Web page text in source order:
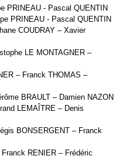
PRINEAU - Pascal QUENTIN
PRINEAU - Pascal QUENTIN
COUDRAY – Xavier
LE MONTAGNER –
– Franck THOMAS –
BRAULT – Damien NAZON
LEMAÎTRE – Denis
BONSERGENT – Franck
RENIER – Frédéric